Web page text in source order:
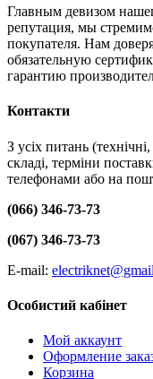
Главным девизом
репутация, мы
покупателя. Нам
обязательную
гарантию
Контакти
З усіх питань
складі, терміни
телефонами або на
(066) 346-73-73
(067) 346-73-73
E-mail:
Особистий кабінет
Мой аккаунт
Оформление
Корзина